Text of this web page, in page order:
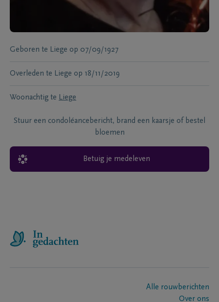
Geboren te Liege op 07/09/1927
Overleden te Liege op 18/11/2019
Woonachtig te Liege
Stuur een condoléancebericht, brand een kaarsje of bestel
bloemen
Betuig je medeleven
Alle rouwberichten
Over ons